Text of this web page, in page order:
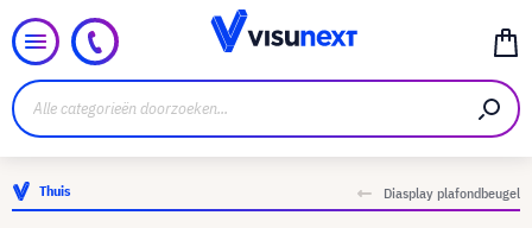
Thuis Diasplay plafondbeugel